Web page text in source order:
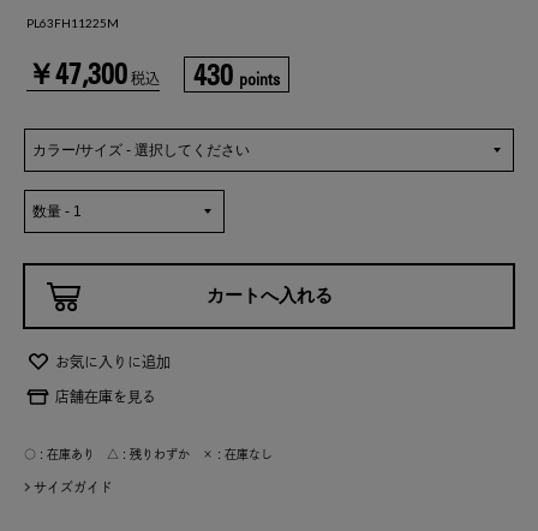
PL63FH11225M
￥47,300 税込 430 points
お気に入りに追加
店舗在庫を見る
○ : 在庫あり △ : 残りわずか × : 在庫なし
サイズガイド